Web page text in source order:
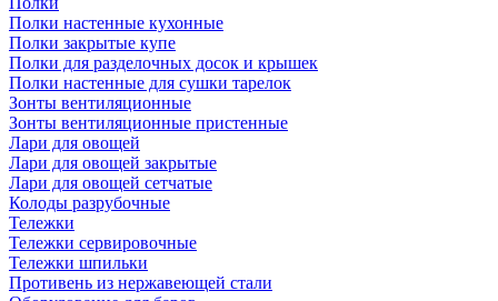
Полки настенные кухонные
Полки закрытые купе
Полки для разделочных досок и крышек
Полки настенные для сушки тарелок
Зонты вентиляционные
Зонты вентиляционные пристенные
Лари для овощей
Лари для овощей закрытые
Лари для овощей сетчатые
Колоды разрубочные
Тележки
Тележки сервировочные
Тележки шпильки
Противень из нержавеющей стали